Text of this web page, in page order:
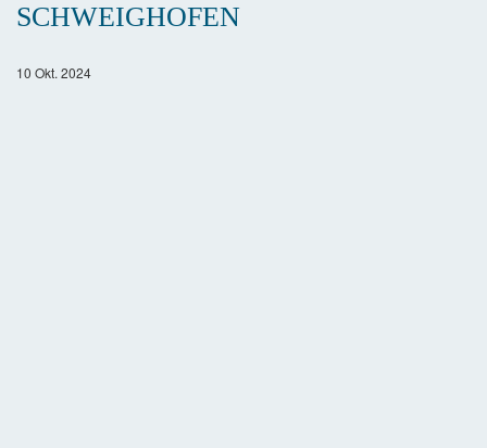
SCHWEIGHOFEN
10 Okt. 2024